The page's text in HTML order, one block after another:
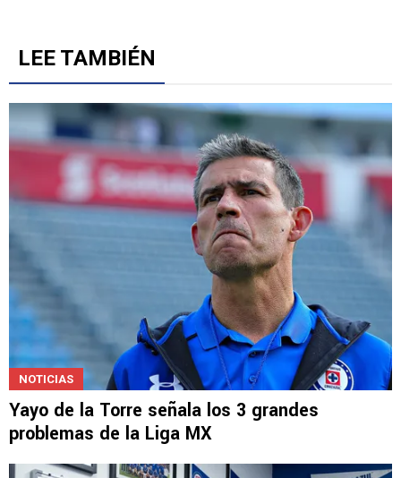
LEE TAMBIÉN
NOTICIAS
Yayo de la Torre señala los 3 grandes
problemas de la Liga MX